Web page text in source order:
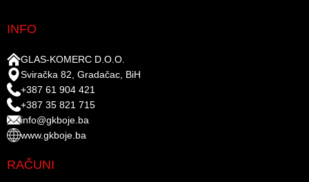
INFO
GLAS-KOMERC D.O.O.
Sviračka 82, Gradačac, BiH
+387 61 904 421
+387 35 821 715
info@gkboje.ba
www.gkboje.ba
RAČUNI